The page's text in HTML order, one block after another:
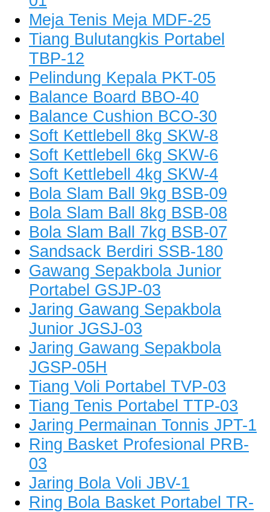
Meja Tenis Meja MDF-25
Tiang Bulutangkis Portabel
TBP-12
Pelindung Kepala PKT-05
Balance Board BBO-40
Balance Cushion BCO-30
Soft Kettlebell 8kg SKW-8
Soft Kettlebell 6kg SKW-6
Soft Kettlebell 4kg SKW-4
Bola Slam Ball 9kg BSB-09
Bola Slam Ball 8kg BSB-08
Bola Slam Ball 7kg BSB-07
Sandsack Berdiri SSB-180
Gawang Sepakbola Junior
Portabel GSJP-03
Jaring Gawang Sepakbola
Junior JGSJ-03
Jaring Gawang Sepakbola
JGSP-05H
Tiang Voli Portabel TVP-03
Tiang Tenis Portabel TTP-03
Jaring Permainan Tonnis JPT-1
Ring Basket Profesional PRB-
03
Jaring Bola Voli JBV-1
Ring Bola Basket Portabel TR-